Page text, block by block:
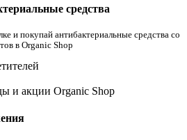
средства
и покупай антибактериальные средства со
в Organic Shop